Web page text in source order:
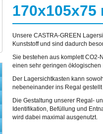
170x105x75
Unsere CASTRA-GREEN
Kunststoff und sind dadurch
Sie bestehen aus komplett CO2-
einen sehr geringen öklogischen
Der Lagersichtkasten kann
nebeneinander ins Regal
Die Gestaltung unserer Regal-
Identifikation, Befüllung und
wird dabei maximal ausgenutzt.